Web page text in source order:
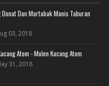
Dan Martabak Manis Taburan
03, 2018
Atom - Molen Kacang Atom
31, 2018